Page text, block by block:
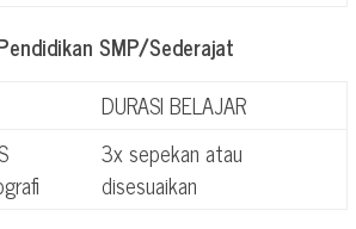
SMP/Sederajat
DURASI BELAJAR
3x sepekan atau
disesuaikan